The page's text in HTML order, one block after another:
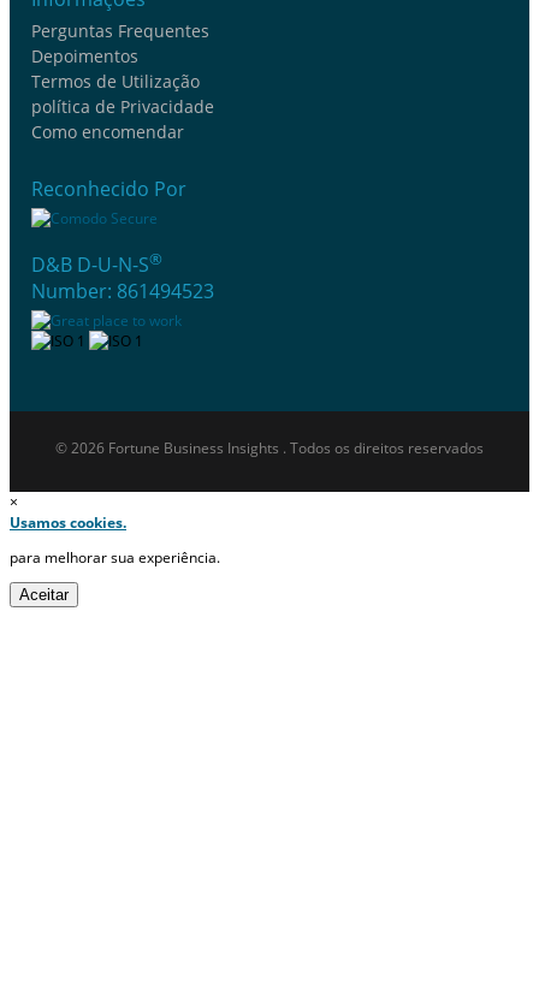
Perguntas Frequentes
Depoimentos
Termos de Utilização
política de Privacidade
Como encomendar
Reconhecido Por
D&B D-U-N-S®
Number: 861494523
© 2026 Fortune Business Insights . Todos os direitos reservados
×
Usamos cookies.
para melhorar sua experiência.
Aceitar